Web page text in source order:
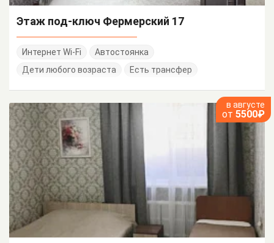
Этаж под-ключ Фермерский 17
Интернет Wi-Fi
Автостоянка
Дети любого возраста
Есть трансфер
в августе
от 5500₽